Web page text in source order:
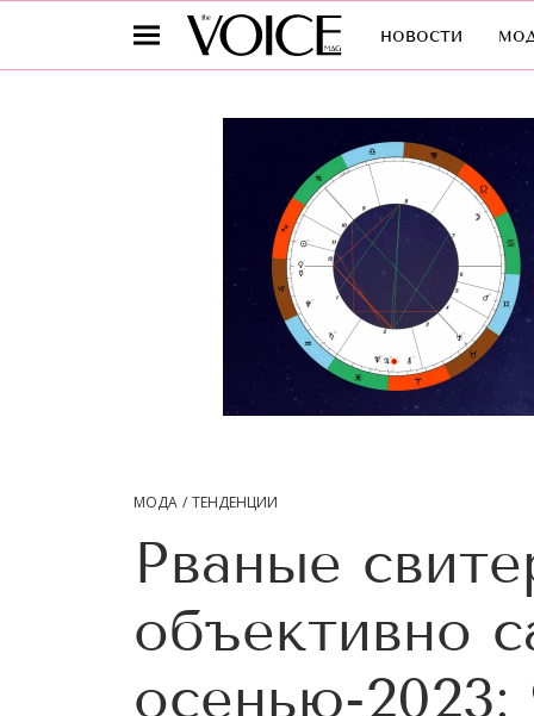
новости
МОДА ТЕНДЕНЦИИ
Рваные
объективно
осенью-